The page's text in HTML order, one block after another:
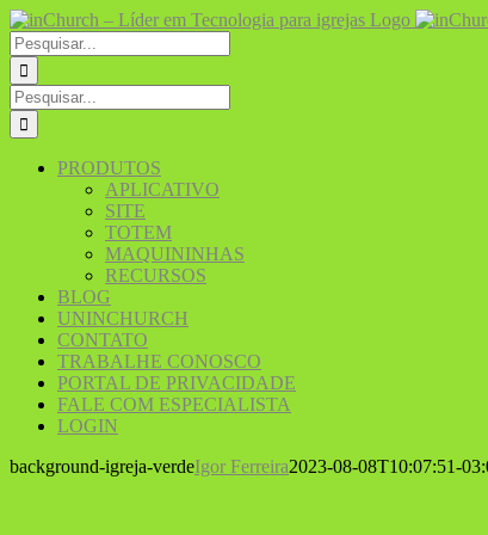
PRODUTOS
APLICATIVO
SITE
TOTEM
MAQUININHAS
RECURSOS
BLOG
UNINCHURCH
CONTATO
TRABALHE CONOSCO
PORTAL DE PRIVACIDADE
FALE COM ESPECIALISTA
LOGIN
background-igreja-verdeIgor Ferreira2023-08-08T10:07:51-